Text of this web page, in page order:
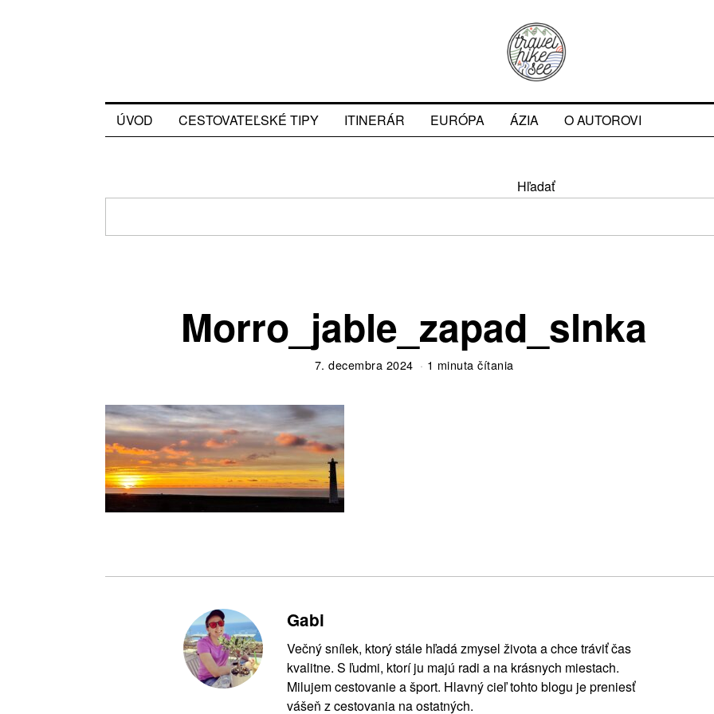
ÚVOD CESTOVATEĽSKÉ TIPY ITINERÁR EURÓPA ÁZIA O AUTOROVI
Hľadať
Morro_jable_zapad_slnka
7. decembra 2024 1 minuta čítania
Gabi
Večný snílek, ktorý stále hľadá zmysel života a chce tráviť čas
kvalitne. S ľudmi, ktorí ju majú radi a na krásnych miestach.
Milujem cestovanie a šport. Hlavný cieľ tohto blogu je preniesť
vášeň z cestovania na ostatných.